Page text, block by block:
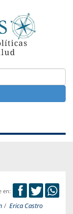
en:
/ Erica Castro